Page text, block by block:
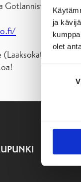
ja
olet
Gotlannista
4,